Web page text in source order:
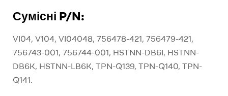
Сумісні P/N:
VI04, V104, VI04048, 756478-421, 756479-421,
756743-001, 756744-001, HSTNN-DB6I, HSTNN-
DB6K, HSTNN-LB6K, TPN-Q139, TPN-Q140, TPN-
Q141.